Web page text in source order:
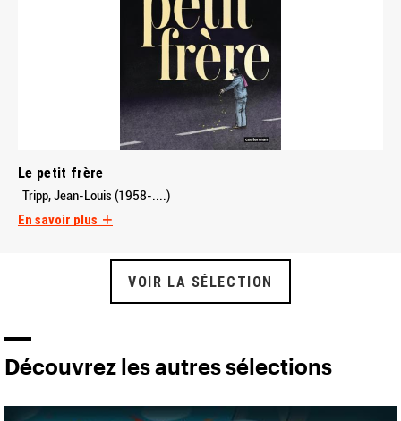
Le petit frère
Tripp, Jean-Louis (1958-....)
En savoir plus
VOIR LA SÉLECTION
Découvrez les autres sélections